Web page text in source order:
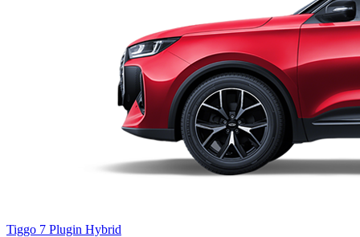
Tiggo 7 Plugin Hybrid